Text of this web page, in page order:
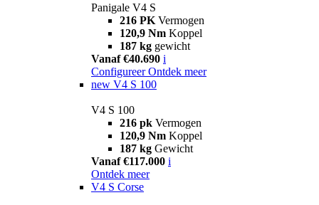
Panigale V4 S
216 PK Vermogen
120,9 Nm Koppel
187 kg gewicht
Vanaf €40.690 i
Configureer Ontdek meer
new V4 S 100
V4 S 100
216 pk Vermogen
120,9 Nm Koppel
187 kg Gewicht
Vanaf €117.000 i
Ontdek meer
V4 S Corse